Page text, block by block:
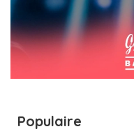
Populaire